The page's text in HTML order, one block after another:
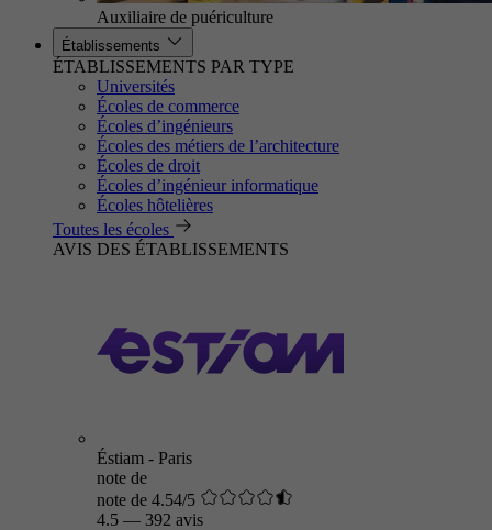
Auxiliaire de puériculture
Établissements
ÉTABLISSEMENTS PAR TYPE
Universités
Écoles de commerce
Écoles d’ingénieurs
Écoles des métiers de l’architecture
Écoles de droit
Écoles d’ingénieur informatique
Écoles hôtelières
Toutes les écoles
AVIS DES ÉTABLISSEMENTS
Éstiam - Paris
note de
note de 4.54/5
4.5 — 392 avis